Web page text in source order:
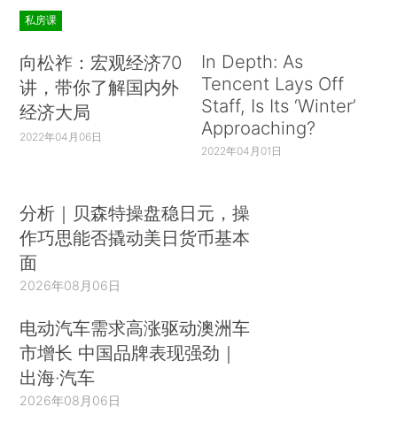
私房课
向松祚：宏观经济70
讲，带你了解国内外
经济大局
2022年04月06日
In Depth: As
Tencent Lays Off
Staff, Is Its ‘Winter’
Approaching?
2022年04月01日
分析｜贝森特操盘稳日元，操
作巧思能否撬动美日货币基本
面
2026年08月06日
电动汽车需求高涨驱动澳洲车
市增长 中国品牌表现强劲｜
出海·汽车
2026年08月06日